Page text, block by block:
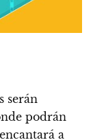
serán
podrán
a